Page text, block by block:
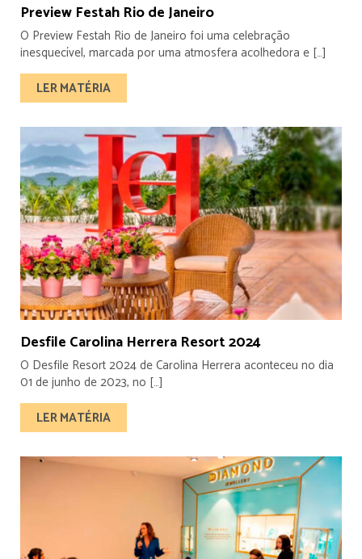
Preview Festah Rio de Janeiro
O Preview Festah Rio de Janeiro foi uma celebração
inesquecível, marcada por uma atmosfera acolhedora e […]
LER MATÉRIA
Desfile Carolina Herrera Resort 2024
O Desfile Resort 2024 de Carolina Herrera aconteceu no dia
01 de junho de 2023, no […]
LER MATÉRIA